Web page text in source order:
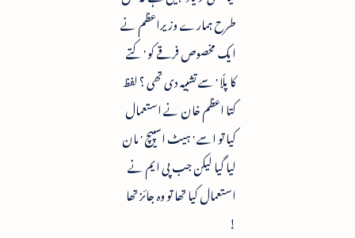
طرح ہمارے وزیراعظم نے
ایک مخصوص فرقے کو ' کتے
کا پلّا ' سے تشبیہ دی تھی ؟ لفظ
کتا اعظم خان نے استعمال
کیا تو اسے ' ہیٹ اسپیچ ' مان
لیا گیا لیکن جب پی ایم نے
استعمال کیا تھا تو وہ جائز تھا
!